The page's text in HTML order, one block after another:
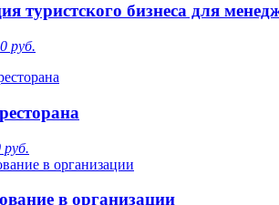
туристского бизнеса для
руб.
руб.
в организации